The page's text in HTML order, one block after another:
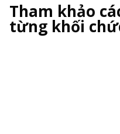
Tham khảo
từng khối